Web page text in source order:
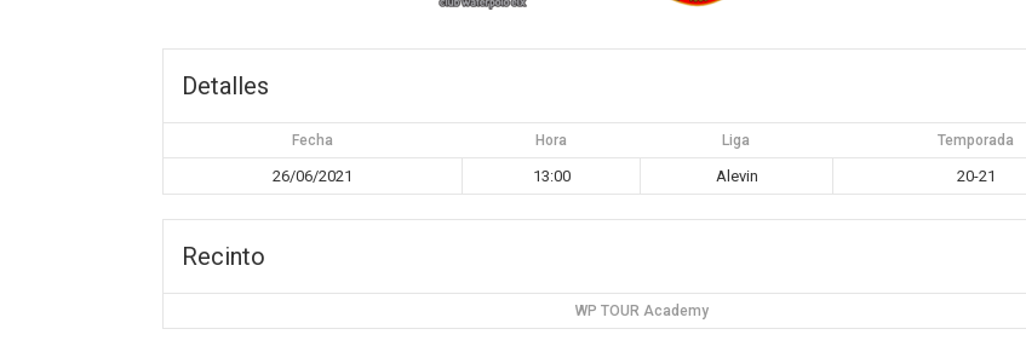
Detalles
Fecha Hora Liga Temporada
26/06/2021 13:00 Alevin 20-21
Recinto
WP TOUR Academy